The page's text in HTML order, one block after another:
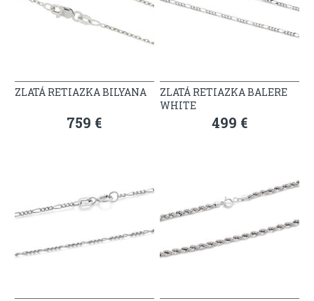
ZLATÁ RETIAZKA BILYANA
759 €
ZLATÁ RETIAZKA BALERE
WHITE
499 €